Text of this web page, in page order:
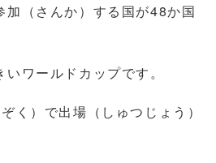
加（さんか）する国が48か国
ワールドカップです。
く）で出場（しゅつじょう）